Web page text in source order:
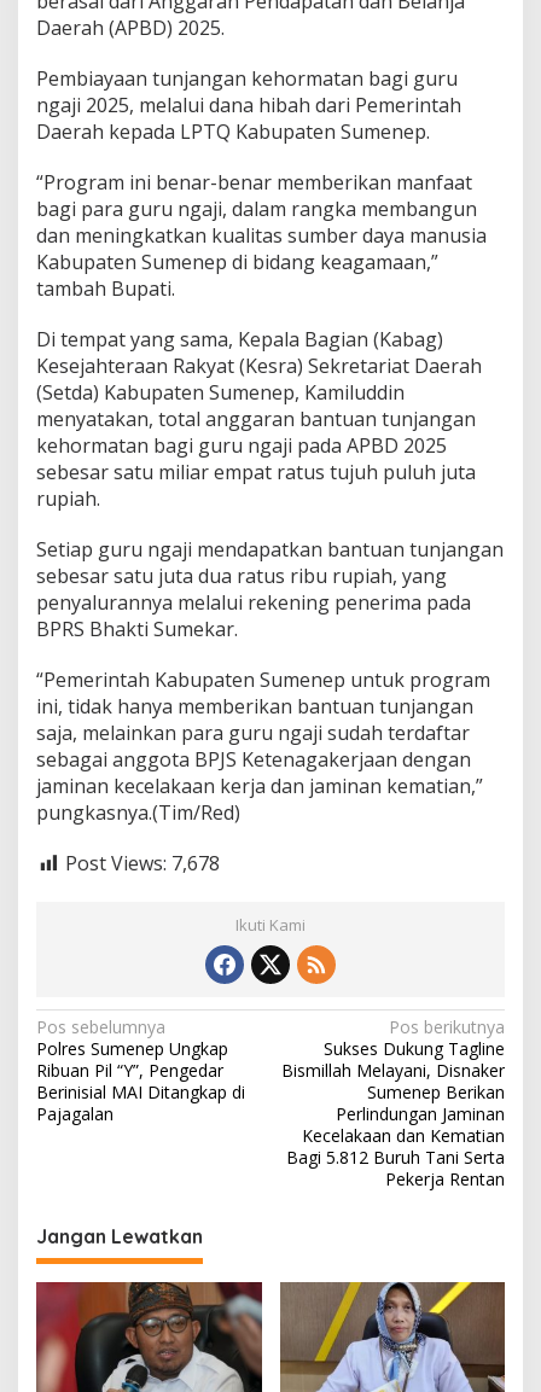
Daerah (APBD) 2025.
Pembiayaan tunjangan kehormatan bagi guru
ngaji 2025, melalui dana hibah dari Pemerintah
Daerah kepada LPTQ Kabupaten Sumenep.
“Program ini benar-benar memberikan manfaat
bagi para guru ngaji, dalam rangka membangun
dan meningkatkan kualitas sumber daya manusia
Kabupaten Sumenep di bidang keagamaan,”
tambah Bupati.
Di tempat yang sama, Kepala Bagian (Kabag)
Kesejahteraan Rakyat (Kesra) Sekretariat Daerah
(Setda) Kabupaten Sumenep, Kamiluddin
menyatakan, total anggaran bantuan tunjangan
kehormatan bagi guru ngaji pada APBD 2025
sebesar satu miliar empat ratus tujuh puluh juta
rupiah.
Setiap guru ngaji mendapatkan bantuan tunjangan
sebesar satu juta dua ratus ribu rupiah, yang
penyalurannya melalui rekening penerima pada
BPRS Bhakti Sumekar.
“Pemerintah Kabupaten Sumenep untuk program
ini, tidak hanya memberikan bantuan tunjangan
saja, melainkan para guru ngaji sudah terdaftar
sebagai anggota BPJS Ketenagakerjaan dengan
jaminan kecelakaan kerja dan jaminan kematian,”
pungkasnya.(Tim/Red)
Post Views: 7,678
Ikuti Kami
N
a
v
i
s
i
p
o
s
Pos sebelumnya
Polres Sumenep Ungkap
Ribuan Pil “Y”, Pengedar
Berinisial MAI Ditangkap di
Pajagalan
Pos berikutnya
Sukses Dukung Tagline
Bismillah Melayani, Disnaker
Sumenep Berikan
Perlindungan Jaminan
Kecelakaan dan Kematian
Bagi 5.812 Buruh Tani Serta
Pekerja Rentan
Jangan Lewatkan